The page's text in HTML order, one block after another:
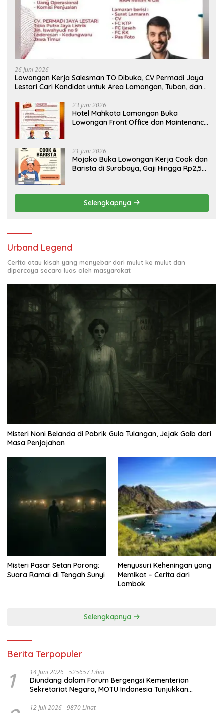
26 Juni 2026
Lowongan Kerja Salesman TO Dibuka, CV Permadi Jaya
Lestari Cari Kandidat untuk Area Lamongan, Tuban, dan
23 Juni 2026
Hotel Mahkota Lamongan Buka
Lowongan Front Office dan Maintenance
21 Juni 2026
Mojako Buka Lowongan Kerja Cook dan
Barista di Surabaya, Gaji Hingga Rp2,5
Selengkapnya
Urband Legend
Cerita atau kisah yang menyebar dari mulut ke mulut dan
dipercaya secara luas oleh masyarakat
Misteri Noni Belanda di Pabrik Gula Tulangan, Jejak Gaib dari
Masa Penjajahan
Misteri Pasar Setan Porong:
Suara Ramai di Tengah Sunyi
Menyusuri Keheningan yang
Memikat – Cerita dari
Lombok
Selengkapnya
Berita Terpopuler
1 14 Juni 2026 525657 Lihat
Diundang dalam Forum Bergengsi Kementerian
Sekretariat Negara, MOTU Indonesia Tunjukkan
12 Juli 2026 9870 Lihat